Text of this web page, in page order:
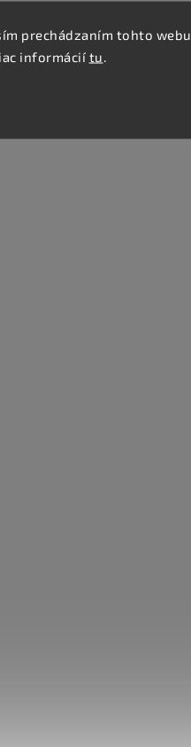
prechádzaním tohto webu
informácií tu